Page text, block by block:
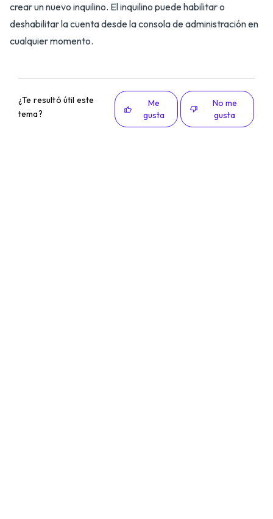
crear un nuevo inquilino. El inquilino puede habilitar o
deshabilitar la cuenta desde la consola de administración en
cualquier momento.
¿Te resultó útil este
tema?
Me
gusta
No me
gusta